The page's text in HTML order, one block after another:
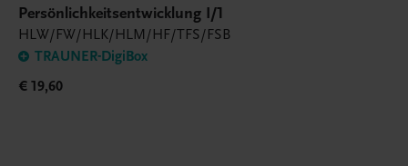
Persönlichkeitsentwicklung I/1
HLW/FW/HLK/HLM/HF/TFS/FSB
TRAUNER-DigiBox
€ 19,60